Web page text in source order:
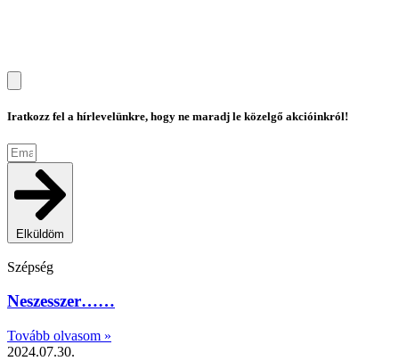
Iratkozz fel a hírlevelünkre, hogy ne maradj le közelgő akcióinkról!
Elküldöm
Szépség
Neszesszer……
Tovább olvasom »
2024.07.30.